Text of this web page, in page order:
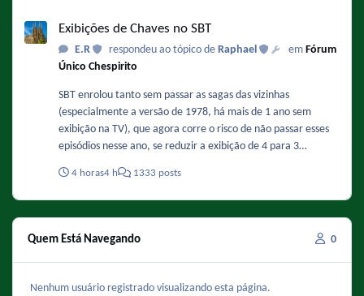
Exibições de Chaves no SBT
E.R respondeu ao tópico de Raphael emFórum
Único Chespirito
SBT enrolou tanto sem passar as sagas das vizinhas
(especialmente a versão de 1978, há mais de 1 ano sem
exibição na TV), que agora corre o risco de não passar esses
episódios nesse ano, se reduzir a exibição de 4 para 3
menor ainda, por causa do horário político).
4 horas4 h 1333 posts
Quem Está Navegando 0
Nenhum usuário registrado visualizando esta página.